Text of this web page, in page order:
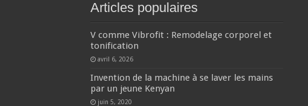
Articles populaires
V comme Vibrofit : Remodelage corporel et
tonification
avril 6, 2026
Invention de la machine à se laver les mains
par un jeune Kenyan
juin 5, 2020